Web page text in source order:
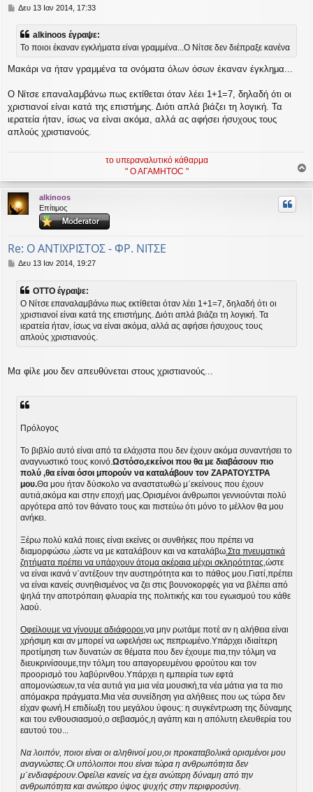
Δ
μ
ε
σ
Δευ 13 Ιαν 2014, 17:33
alkinoos έγραψε:
Το ποιοι έκαναν εγκλήματα είναι γραμμένα...Ο Νίτσε δεν διέπραξε κανένα
Μακάρι να ήταν γραμμένα τα ονόματα όλων όσων έκαναν έγκλημα...
Ο Νίτσε επαναλαμβάνω πως εκτίθεται όταν λέει 1+1=7, δηλαδή ότι οι
χριστιανοί είναι κατά της επιστήμης. Διότι απλά βιάζει τη λογική. Τα
ιερατεία ήταν, ίσως να είναι ακόμα, αλλά ας αφήσει ήσυχους τους
απλούς χριστιανούς.
το υπεραναλυτικό κάθαρμα
" Ο ΑΓΑΜΗΤΟC "
ρ
alkinoos
Επίτιμος
Re: Ο ΑΝΤΙΧΡΙΣΤΟΣ - ΦΡ. ΝΙΤΣΕ
Δ
σ
Δευ 13 Ιαν 2014, 19:27
OTTO έγραψε:
Ο Νίτσε επαναλαμβάνω πως εκτίθεται όταν λέει 1+1=7, δηλαδή ότι οι
χριστιανοί είναι κατά της επιστήμης. Διότι απλά βιάζει τη λογική. Τα
ιερατεία ήταν, ίσως να είναι ακόμα, αλλά ας αφήσει ήσυχους τους
απλούς χριστιανούς.
Μα φίλε μου δεν απευθύνεται στους χριστιανούς...
Πρόλογος
Το βιβλίο αυτό είναι από τα ελάχιστα που δεν έχουν ακόμα συναντήσει το
αναγνωστικό τους κοινό. Ωστόσο,εκείνοι που θα με διαβάσουν πιο
πολύ ,θα είναι όσοι μπορούν να καταλάβουν τον ΖΑΡΑΤΟΥΣΤΡΑ
μου.Θα μoυ ήταν δύσκολο να αναστατωθώ μ΄εκείνους που έχουν
αυτιά,ακόμα και στην εποχή μας.Ορισμένοι άνθρωποι γεννιούνται πολύ
αργότερα από τον θάνατο τους και πιστεύω ότι μόνο το μέλλον θα μου
ανήκει.
Ξέρω πολύ καλά ποιες είναι εκείνες οι συνθήκες που πρέπει να
διαμορφώσω ,ώστε να με καταλάβουν και να καταλάβω .Στα πνευματικά
ζητήματα πρέπει να υπάρχουν άτομα ακέραια μέχρι σκληρότητας ,ώστε
να είναι ικανά ν΄αντέξουν την αυστηρότητα και το πάθος μου.Γιατί,πρέπει
να είναι κανείς συνηθισμένος να ζει στις βουνοκορφές για να βλέπει από
ψηλά την αποτρόπαιη φλυαρία της πολιτικής και του εγωισμού του κάθε
λαού.
Οφείλουμε να γίνουμε αδιάφοροι ,να μην ρωτάμε ποτέ αν η αλήθεια είναι
χρήσιμη και αν μπορεί να ωφελήσει ως πεπρωμένο.Υπάρχει ιδιαίτερη
προτίμηση των δυνατών σε θέματα που δεν έχουμε πια,την τόλμη να
διευκρινίσουμε,την τόλμη του απαγορευμένου φρούτου και τον
προορισμό του λαβύρινθου.Υπάρχει η εμπειρία των εφτά
απομονώσεων,τα νέα αυτιά για μια νέα μουσική,τα νέα μάτια για τα πιο
απόμακρα πράγματα.Μια νέα συνείδηση για αλήθειες που ως τώρα δεν
είχαν φωνή.Η επιδίωξη του μεγάλου ύφους: η συγκέντρωση της δύναμης
και του ενθουσιασμού,ο σεβασμός,η αγάπη και η απόλυτη ελευθερία του
εαυτού του...
Να λοιπόν, ποιοι είναι οι αληθινοί μου,οι προκαταβολικά ορισμένοι μου
αναγνώστες.Οι υπόλοιποι που είναι τώρα η ανθρωπότητα δεν
μ΄ενδιαφέρουν.Οφείλει κανείς να έχει ανώτερη δύναμη από την
ανθρωπότητα και ανώτερο ύψος ψυχής στην περιφροσύνη.